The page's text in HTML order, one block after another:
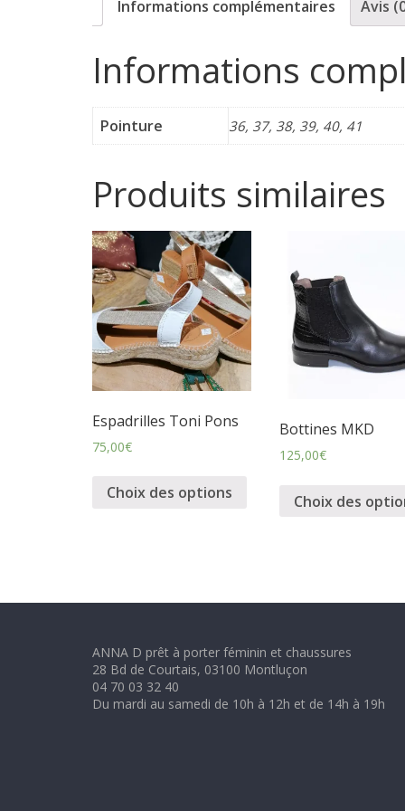
p
o
r
t
e
r
f
é
m
i
n
e
Informations complémentaires Avis
Informations
Pointure 36, 37, 38, 39, 40, 41
Produits similaires
Espadrilles Toni Pons
75,00€
Choix des options
Bottines MKD
125,00€
Choix des
ANNA D prêt à porter féminin et chaussures
28 Bd de Courtais, 03100 Montluçon
04 70 03 32 40
Du mardi au samedi de 10h à 12h et de 14h à 19h